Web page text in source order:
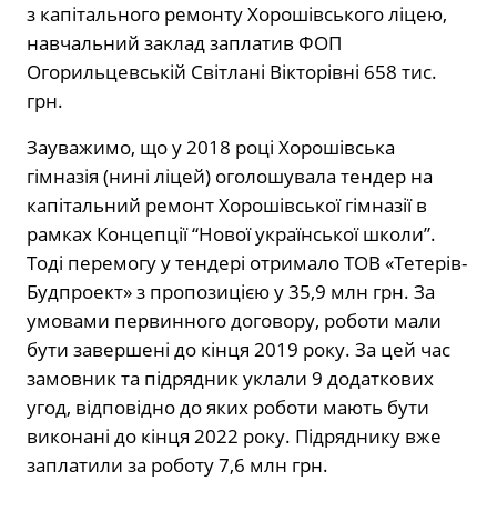
з капітального ремонту Хорошівського ліцею,
навчальний заклад заплатив ФОП
Огорильцевській Світлані Вікторівні 658 тис.
грн.
Зауважимо, що у 2018 році Хорошівська
гімназія (нині ліцей) оголошувала тендер на
капітальний ремонт Хорошівської гімназії в
рамках Концепції “Нової української школи”.
Тоді перемогу у тендері отримало ТОВ «Тетерів-
Будпроект» з пропозицією у 35,9 млн грн. За
умовами первинного договору, роботи мали
бути завершені до кінця 2019 року. За цей час
замовник та підрядник уклали 9 додаткових
угод, відповідно до яких роботи мають бути
виконані до кінця 2022 року. Підряднику вже
заплатили за роботу 7,6 млн грн.